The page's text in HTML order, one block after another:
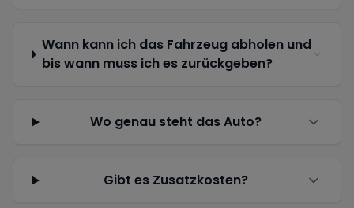
Wann kann ich das Fahrzeug abholen und
bis wann muss ich es zurückgeben?
Wo genau steht das Auto?
Gibt es Zusatzkosten?